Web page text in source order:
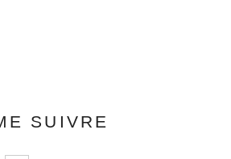
SUIVRE